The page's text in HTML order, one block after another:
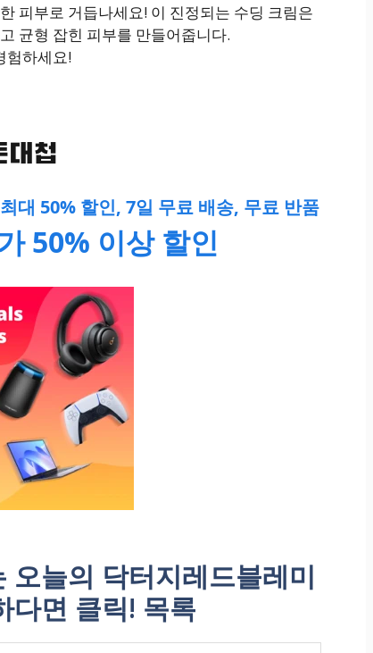
피부로 거듭나세요! 이 진정되는 수딩 크림은
균형 잡힌 피부를 만들어줍니다.
험하세요!
최대 50% 할인, 7일 무료 배송, 무료 반품
50% 이상 할인
늘의 닥터지레드블레미
다면 클릭! 목록